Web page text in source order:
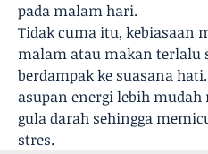
pada malam hari.
Tidak cuma itu, kebiasaan
malam atau makan terlalu
berdampak ke suasana
asupan energi lebih
gula darah sehingga
stres.